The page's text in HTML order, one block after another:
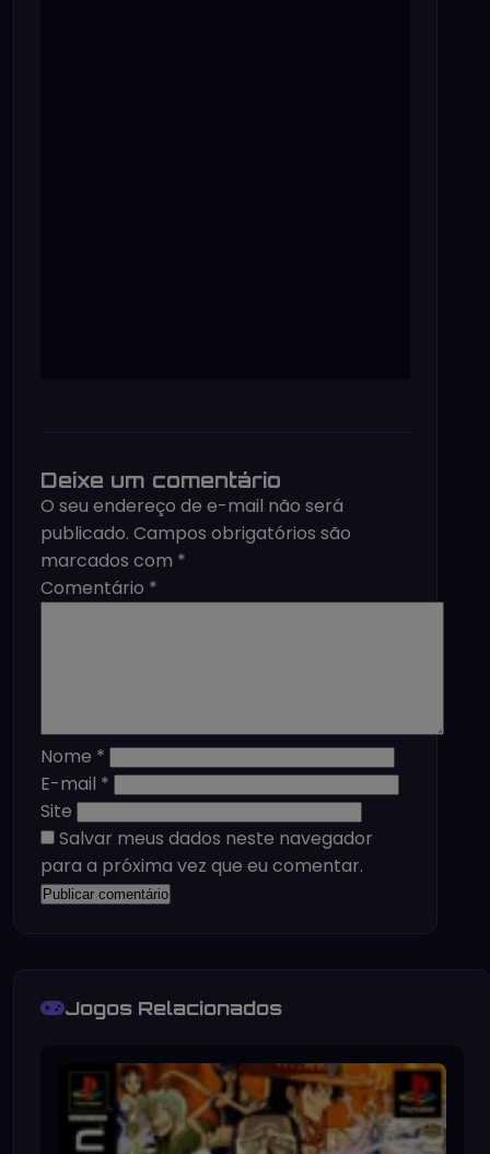
Deixe um comentário
O seu endereço de e-mail não será
publicado. Campos obrigatórios são
marcados com *
Comentário *
Nome *
E-mail *
Site
Salvar meus dados neste navegador
para a próxima vez que eu comentar.
Jogos Relacionados